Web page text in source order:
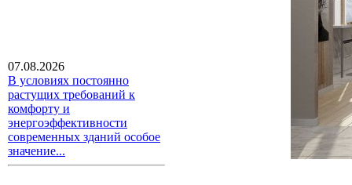
07.08.2026
В условиях постоянно
растущих требований к
комфорту и
энергоэффективности
современных зданий особое
значение...